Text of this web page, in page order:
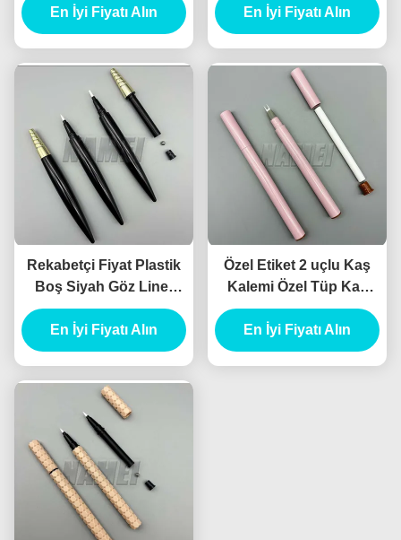
Kalem Kaplama
En İyi Fiyatı Alın
ve Eyeliner Tüp
Konteyneri
En İyi Fiyatı Alın
Rekabetçi Fiyat Plastik
Boş Siyah Göz Liner
Kalem tüpü Boş
Eyeliner Kalem
En İyi Fiyatı Alın
Özel Etiket 2 uçlu Kaş
Kalemi Özel Tüp Kaş
Koleksiyonu Heykel
Pomada Kaş Kalem
Konteyneri
En İyi Fiyatı Alın